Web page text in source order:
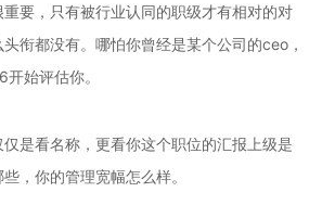
要，只有被行业认同的职级才有相对的对
衔都没有。哪怕你曾经是某个公司的ceo，
始评估你。
是看名称，更看你这个职位的汇报上级是
，你的管理宽幅怎么样。